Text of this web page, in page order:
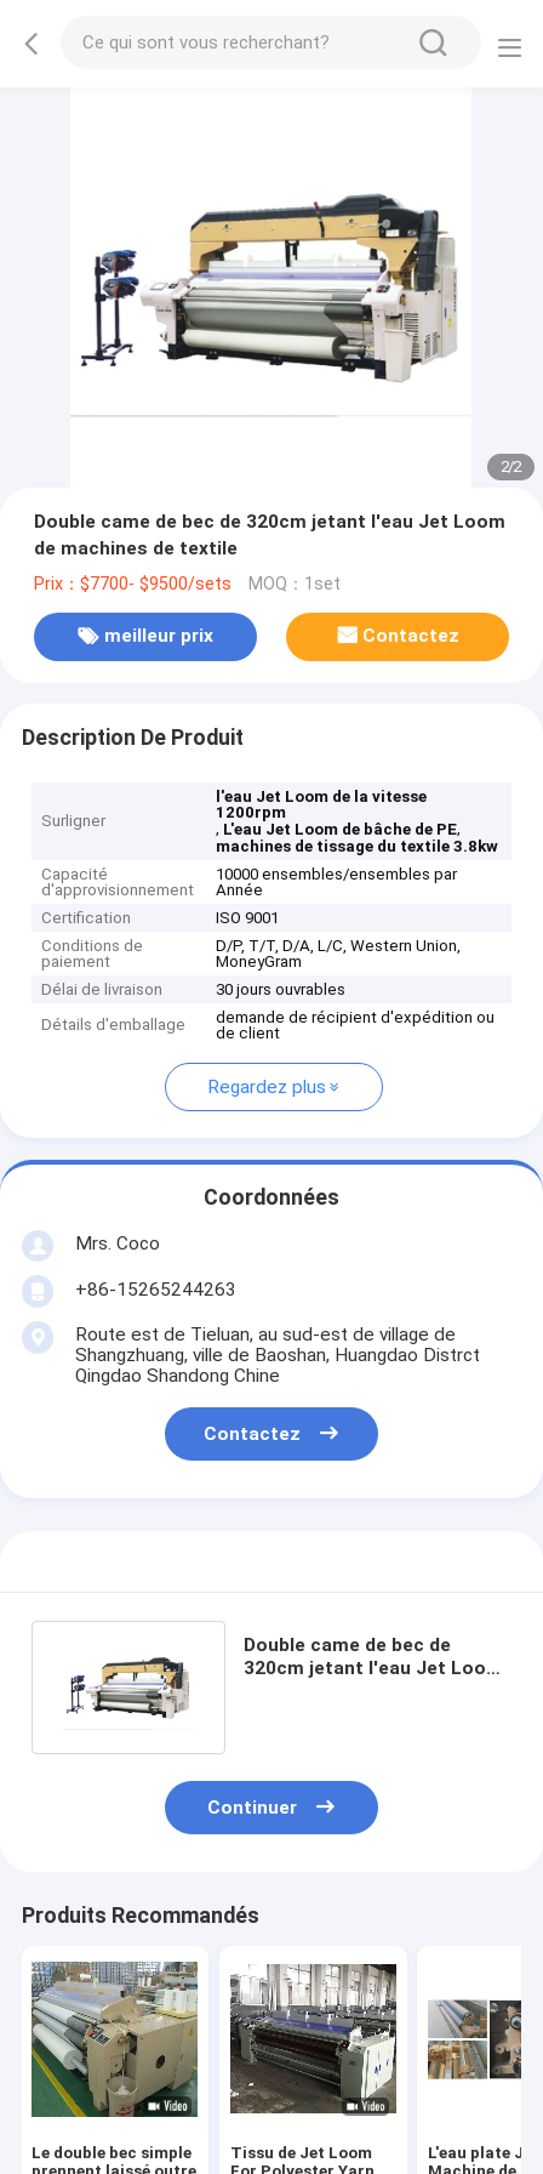
2/2
Double came de bec de 320cm jetant l'eau Jet Loom
de machines de textile
Prix：$7700- $9500/sets MOQ：1set
meilleur prix Contactez
Description De Produit
Surligner
l'eau Jet Loom de la vitesse
1200rpm
, L'eau Jet Loom de bâche de PE,
machines de tissage du textile 3.8kw
Capacité
d'approvisionnement
10000 ensembles/ensembles par
Année
Certification
ISO 9001
Conditions de
paiement
D/P, T/T, D/A, L/C, Western Union,
MoneyGram
Délai de livraison
30 jours ouvrables
Détails d'emballage
demande de récipient d'expédition ou
de client
Regardez plus
Coordonnées
Mrs. Coco
+86-15265244263
Route est de Tieluan, au sud-est de village de
Shangzhuang, ville de Baoshan, Huangdao Distrct
Qingdao Shandong Chine
Contactez
Double came de bec de
320cm jetant l'eau Jet Loom
Continuer
Produits Recommandés
Le double bec simple
Tissu de Jet Loom
L'eau plate